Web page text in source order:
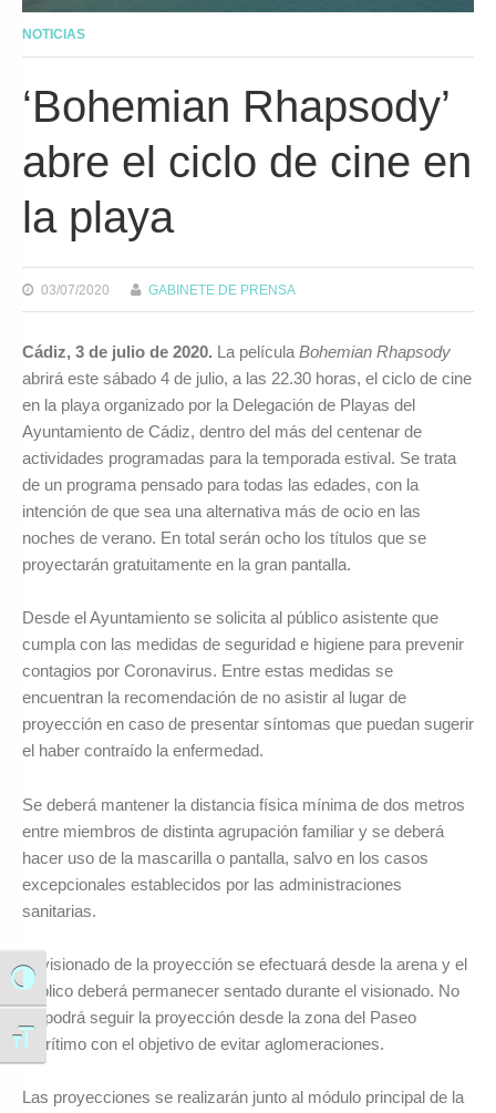
Alternar alto contraste
Alternar tamaño de letra
NOTICIAS
‘Bohemian Rhapsody’
abre el ciclo de cine en
la playa
03/07/2020 GABINETE DE PRENSA
Cádiz, 3 de julio de 2020. La película Bohemian Rhapsody
abrirá este sábado 4 de julio, a las 22.30 horas, el ciclo de cine
en la playa organizado por la Delegación de Playas del
Ayuntamiento de Cádiz, dentro del más del centenar de
actividades programadas para la temporada estival. Se trata
de un programa pensado para todas las edades, con la
intención de que sea una alternativa más de ocio en las
noches de verano. En total serán ocho los títulos que se
proyectarán gratuitamente en la gran pantalla.
Desde el Ayuntamiento se solicita al público asistente que
cumpla con las medidas de seguridad e higiene para prevenir
contagios por Coronavirus. Entre estas medidas se
encuentran la recomendación de no asistir al lugar de
proyección en caso de presentar síntomas que puedan sugerir
el haber contraído la enfermedad.
Se deberá mantener la distancia física mínima de dos metros
entre miembros de distinta agrupación familiar y se deberá
hacer uso de la mascarilla o pantalla, salvo en los casos
excepcionales establecidos por las administraciones
sanitarias.
El visionado de la proyección se efectuará desde la arena y el
público deberá permanecer sentado durante el visionado. No
se podrá seguir la proyección desde la zona del Paseo
Marítimo con el objetivo de evitar aglomeraciones.
Las proyecciones se realizarán junto al módulo principal de la